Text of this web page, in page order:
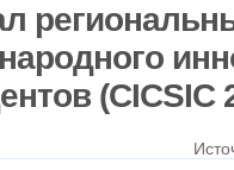
(CICSIC